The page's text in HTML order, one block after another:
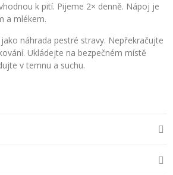
k pití. Pijeme 2× denně. Nápoj je
a mlékem.
náhrada pestré stravy. Nepřekračujte
Ukládejte na bezpečném místě
v temnu a suchu.